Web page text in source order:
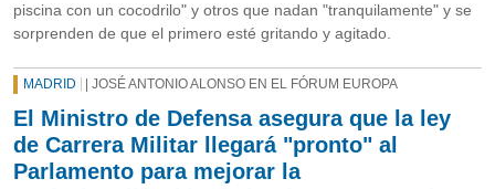
piscina con un cocodrilo" y otros que nadan "tranquilamente" y se
sorprenden de que el primero esté gritando y agitado.
MADRID | JOSÉ ANTONIO ALONSO EN EL FÓRUM EUROPA
El Ministro de Defensa asegura que la ley
de Carrera Militar llegará "pronto" al
Parlamento para mejorar la